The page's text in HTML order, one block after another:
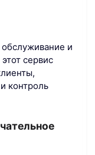
и
сервис
контроль